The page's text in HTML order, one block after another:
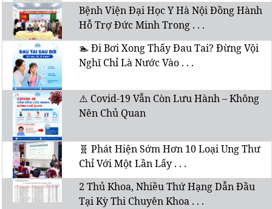
Bệnh Viện Đại Học Y Hà Nội Đồng Hành
Hỗ Trợ Đức Minh Trong . . .
🏊 Đi Bơi Xong Thấy Đau Tai? Đừng Vội
Nghĩ Chỉ Là Nước Vào . . .
⚠️ Covid-19 Vẫn Còn Lưu Hành – Không
Nên Chủ Quan
🧬 Phát Hiện Sớm Hơn 10 Loại Ung Thư
Chỉ Với Một Lần Lấy . . .
2 Thủ Khoa, Nhiều Thứ Hạng Dẫn Đầu
Tại Kỳ Thi Chuyên Khoa . . .